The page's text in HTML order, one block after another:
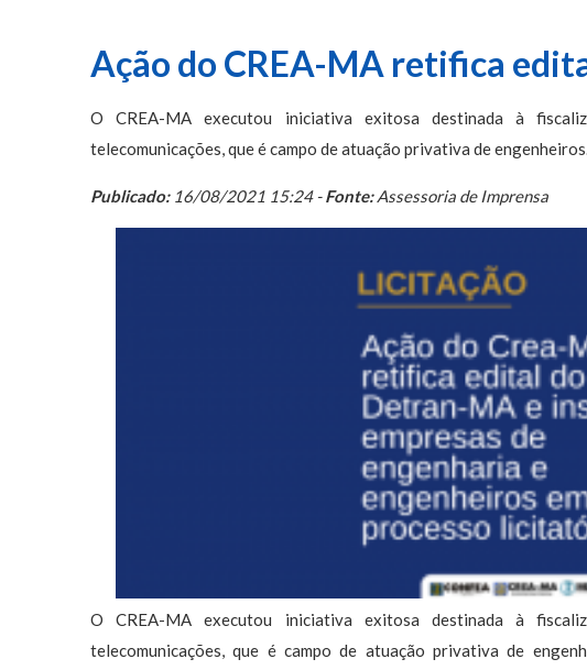
Ação do CREA-MA retifica
O CREA-MA executou iniciativa exitosa destinada à
telecomunicações, que é campo de atuação privativa de
Publicado:16/08/2021 15:24 -Fonte:Assessoria de Imprensa
O CREA-MA executou iniciativa exitosa destinada à
telecomunicações, que é campo de atuação privativa de